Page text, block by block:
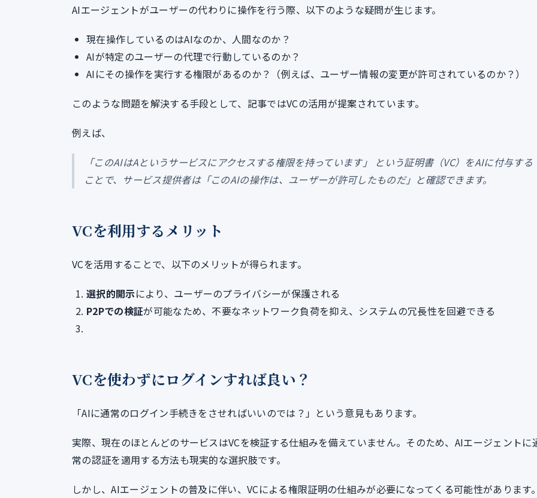
AIエージェントがユーザーの代わりに操作を行う際、以下のような疑問が生じます。
現在操作しているのはAIなのか、人間なのか？
AIが特定のユーザーの代理で行動しているのか？
AIにその操作を実行する権限があるのか？（例えば、ユーザー情報の変更が許可されているのか？）
このような問題を解決する手段として、記事ではVCの活用が提案されています。
例えば、
「このAIはAというサービスにアクセスする権限を持っています」 という証明書（VC）をAIに付与する
ことで、サービス提供者は「このAIの操作は、ユーザーが許可したものだ」と確認できます。
VCを利用するメリット
VCを活用することで、以下のメリットが得られます。
選択的開示により、ユーザーのプライバシーが保護される
P2Pでの検証が可能なため、不要なネットワーク負荷を抑え、システムの冗長性を回避できる
VCを使わずにログインすれば良い？
「AIに通常のログイン手続きをさせればいいのでは？」という意見もあります。
実際、現在のほとんどのサービスはVCを検証する仕組みを備えていません。そのため、AIエージェントに
常の認証を適用する方法も現実的な選択肢です。
しかし、AIエージェントの普及に伴い、VCによる権限証明の仕組みが必要になってくる可能性があります